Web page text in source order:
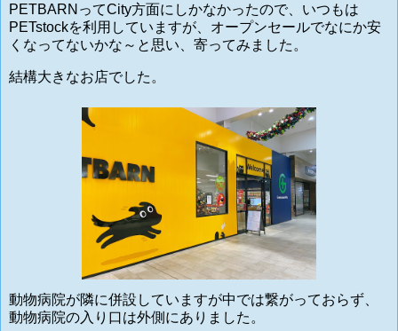
PETBARNってCity方面にしかなかったので、いつもは
PETstockを利用していますが、オープンセールでなにか安
くなってないかな～と思い、 寄ってみました。
結構大きなお店でした。
動物病院が隣に併設していますが中では繋がっておらず、
動物病院の入り口は外側にありました。